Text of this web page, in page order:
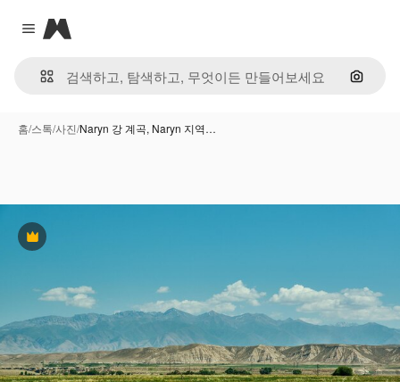
Close menu
Magnific
이미지
홈/스톡/사진/Naryn 강 계곡, Naryn 지역…
프리미엄